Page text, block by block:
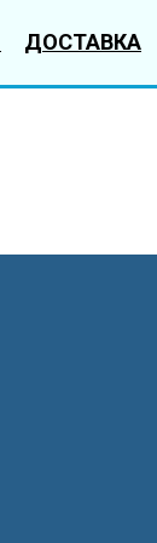
ДОСТАВКА